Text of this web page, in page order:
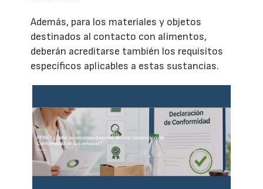
Además, para los materiales y objetos
destinados al contacto con alimentos,
deberán acreditarse también los requisitos
específicos aplicables a estas sustancias.